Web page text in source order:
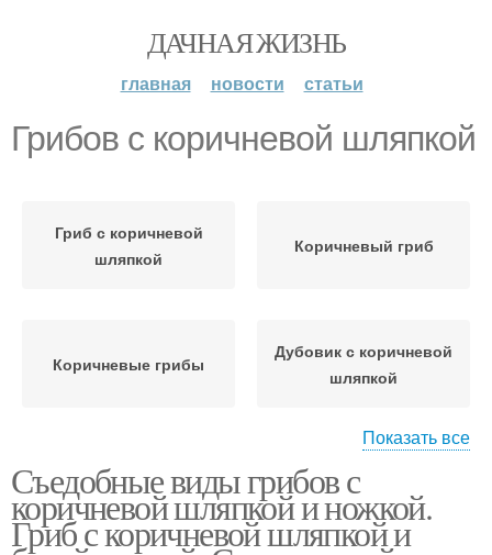
ДАЧНАЯ ЖИЗНЬ
главная новости статьи
Грибов с коричневой шляпкой
Гриб с коричневой
шляпкой
Коричневый гриб
Коричневые грибы
Дубовик с коричневой
шляпкой
Боровик с коричневой
шляпкой
Коричневая ножка
Показать все
Съедобные виды грибов с
коричневой шляпкой и ножкой.
Гриб с коричневой шляпкой и